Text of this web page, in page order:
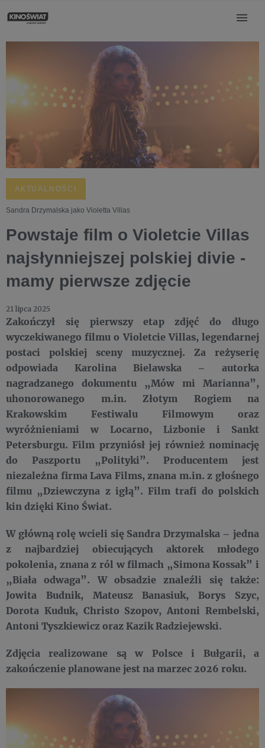
AKTUALNOŚCI
Sandra Drzymalska jako Violetta Villas
Powstaje film o Violetcie Villas
najsłynniejszej polskiej divie -
mamy pierwsze zdjęcie
21 lipca 2025
Zakończył się pierwszy etap zdjęć do długo
wyczekiwanego filmu o Violetcie Villas, legendarnej
postaci polskiej sceny muzycznej. Za reżyserię
odpowiada Karolina Bielawska – autorka
nagradzanego dokumentu „Mów mi Marianna”,
uhonorowanego m.in. Złotym Rogiem na
Krakowskim Festiwalu Filmowym oraz
wyróżnieniami w Locarno, Lizbonie i Sankt
Petersburgu. Film przyniósł jej również nominację
do Paszportu „Polityki”. Producentem jest
niezależna firma Lava Films, znana m.in. z głośnego
filmu „Dziewczyna z igłą”. Film trafi do polskich
kin dzięki Kino Świat.
W główną rolę wcieli się Sandra Drzymalska – jedna
z najbardziej obiecujących aktorek młodego
pokolenia, znana z ról w filmach „Simona Kossak” i
„Biała odwaga”. W obsadzie znaleźli się także:
Jowita Budnik, Mateusz Banasiuk, Borys Szyc,
Dorota Kuduk, Christo Szopov, Antoni Rembelski,
Antoni Tyszkiewicz oraz Kazik Radziejewski.
Zdjęcia realizowane są w Polsce i Bułgarii, a
zakończenie planowane jest na marzec 2026 roku.